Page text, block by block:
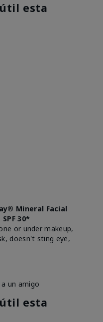
esta
Mineral Facial
30*
or under makeup,
doesn't sting eye,
un amigo
esta